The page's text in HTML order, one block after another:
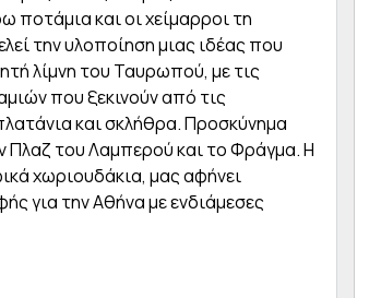
ποτάμια και οι χείμαρροι τη
την υλοποίηση μιας ιδέας που
λίμνη του Ταυρωπού, με τις
που ξεκινούν από τις
και σκλήθρα. Προσκύνημα
Πλαζ του Λαμπερού και το Φράγμα. Η
χωριουδάκια, μας αφήνει
για την Αθήνα με ενδιάμεσες